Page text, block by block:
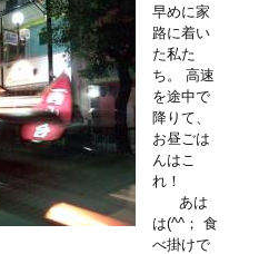
早めに家
路に着い
た私た
ち。 高速
を途中で
降りて、
お昼ごは
んはこ
れ！
あは
は(^^； 食
べ掛けで